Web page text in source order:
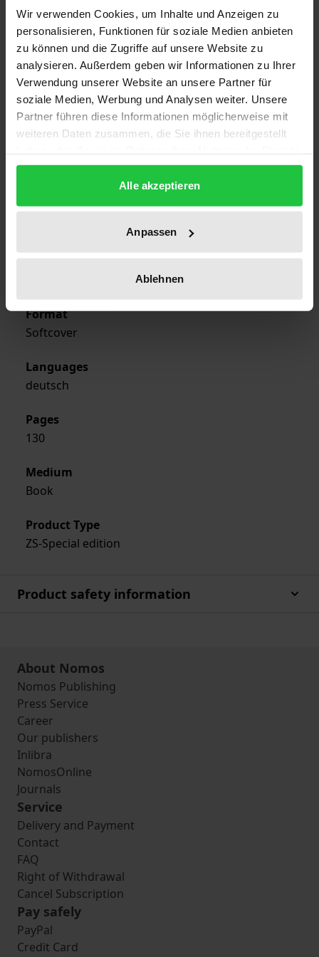
Wir verwenden Cookies, um Inhalte und Anzeigen zu
personalisieren, Funktionen für soziale Medien anbieten
zu können und die Zugriffe auf unsere Website zu
analysieren. Außerdem geben wir Informationen zu Ihrer
Verwendung unserer Website an unsere Partner für
soziale Medien, Werbung und Analysen weiter. Unsere
Partner führen diese Informationen möglicherweise mit
weiteren Daten zusammen, die Sie ihnen bereitgestellt
gesammelt haben.
Alle akzeptieren
Anpassen
Ablehnen
1
ISBN
978-3-7890-8030-2
Subtitle
Europarecht, Beiheft 3/2002
Year of Publication
Publisher
Format
Softcover
Languages
deutsch
Pages
130
Medium
Book
Product Type
ZS-Special edition
Product safety information
About Nomos
Nomos Publishing
Press Service
Career
Our publishers
Inlibra
NomosOnline
Journals
Service
Delivery and Payment
Contact
FAQ
Right of Withdrawal
Cancel Subscription
Pay safely
PayPal
Credit Card